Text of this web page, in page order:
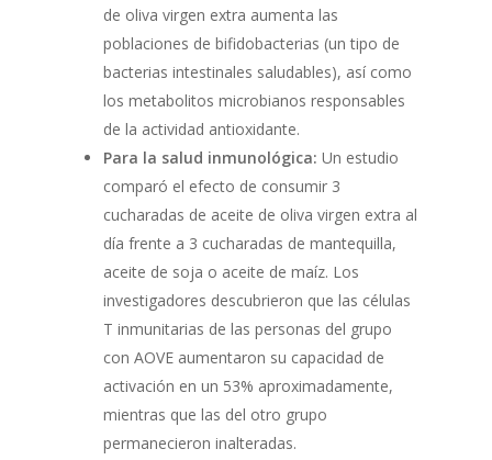
de oliva virgen extra aumenta las
poblaciones de bifidobacterias (un tipo de
bacterias intestinales saludables), así como
los metabolitos microbianos responsables
de la actividad antioxidante.
Para la salud inmunológica: Un estudio
comparó el efecto de consumir 3
cucharadas de aceite de oliva virgen extra al
día frente a 3 cucharadas de mantequilla,
aceite de soja o aceite de maíz. Los
investigadores descubrieron que las células
T inmunitarias de las personas del grupo
con AOVE aumentaron su capacidad de
activación en un 53% aproximadamente,
mientras que las del otro grupo
permanecieron inalteradas.